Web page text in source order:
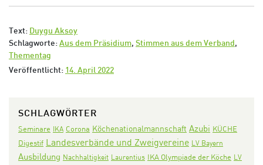
Text: Duygu Aksoy
Schlagworte: Aus dem Präsidium, Stimmen aus dem Verband ,
Thementag
Veröffentlicht: 14. April 2022
SCHLAGWÖRTER
Seminare IKA Corona Köchenationalmannschaft Azubi KÜCHE
Digestif Landesverbände und Zweigvereine LV Bayern
Ausbildung Nachhaltigkeit Laurentius IKA Olympiade der Köche LV